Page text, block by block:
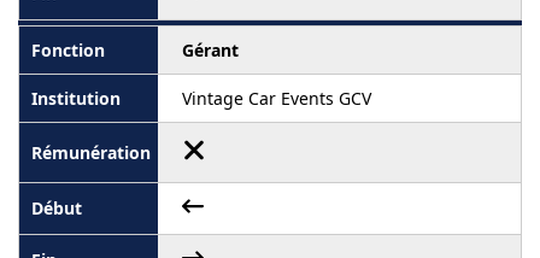
Gérant
Vintage Car Events GCV